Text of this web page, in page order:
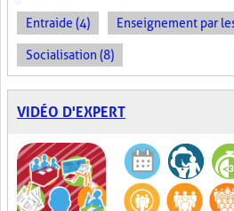
Entraide (4) Enseignement par
Socialisation (8)
VIDÉO D'EXPERT